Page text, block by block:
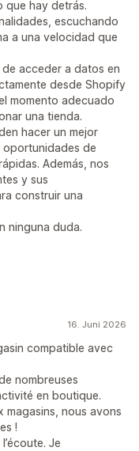
que hay detrás.
escuchando
a una velocidad que
acceder a datos en
desde Shopify
momento adecuado
una tienda.
hacer un mejor
oportunidades de
Además, nos
y sus
construir una
ninguna duda.
16. Juni 2026
compatible avec
nombreuses
en boutique.
magasins, nous avons
!
Je